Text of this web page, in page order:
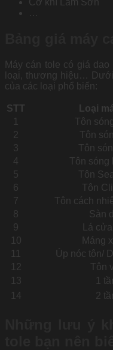
Cơ khí Lam Sơn
Máy cán tole có giá
loại, thương hiệu…
của các loại phổ biến:
STT Loại
1
Tôn
2
Tôn
3
Tôn
4
Tôn sóng
5
Tôn
6
Tôn
7
Tôn cách
8
Sàn
9
Lá
10
Máng
11
Úp nóc tôn/
12
Tôn
13
1
14
2